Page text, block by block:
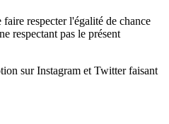
respecter l'égalité de chance
respectant pas le présent
sur Instagram et Twitter faisant